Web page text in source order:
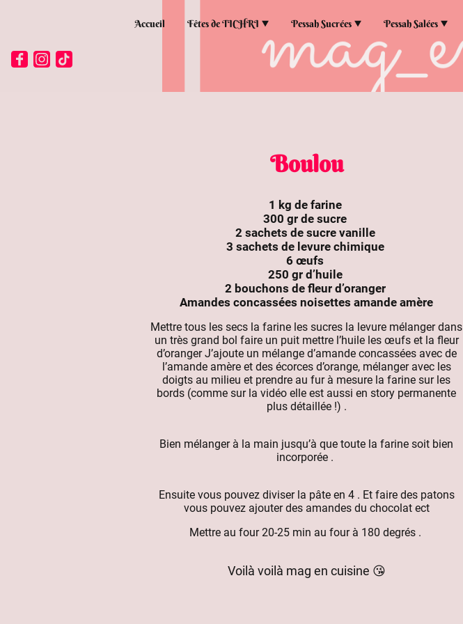
Accueil Fêtes de TICHRI Pessah Sucrées Pessah Salées
Boulou
1 kg de farine
300 gr de sucre
2 sachets de sucre vanille
3 sachets de levure chimique
6 œufs
250 gr d’huile
2 bouchons de fleur d’oranger
Amandes concassées noisettes amande amère
Mettre tous les secs la farine les sucres la levure mélanger dans
un très grand bol faire un puit mettre l’huile les œufs et la fleur
d’oranger J’ajoute un mélange d’amande concassées avec de
l’amande amère et des écorces d’orange, mélanger avec les
doigts au milieu et prendre au fur à mesure la farine sur les
bords (comme sur la vidéo elle est aussi en story permanente
plus détaillée !) .
Bien mélanger à la main jusqu’à que toute la farine soit bien
incorporée .
Ensuite vous pouvez diviser la pâte en 4 . Et faire des patons
vous pouvez ajouter des amandes du chocolat ect
Mettre au four 20-25 min au four à 180 degrés .
Voilà voilà mag en cuisine 😘